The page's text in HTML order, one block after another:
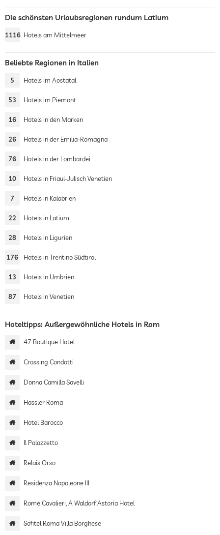
Die schönsten Urlaubsregionen rundum Latium
1116 Hotels am Mittelmeer
Beliebte Regionen in Italien
5 Hotels im Aostatal
53 Hotels im Piemont
16 Hotels in den Marken
26 Hotels in der Emilia-Romagna
76 Hotels in der Lombardei
10 Hotels in Friaul-Julisch Venetien
7 Hotels in Kalabrien
22 Hotels in Latium
28 Hotels in Ligurien
176 Hotels in Trentino Südtirol
13 Hotels in Umbrien
87 Hotels in Venetien
Hoteltipps: Außergewöhnliche Hotels in Rom
47 Boutique Hotel
Crossing Condotti
Donna Camilla Savelli
Hassler Roma
Hotel Barocco
Il Palazzetto
Relais Orso
Residenza Napoleone III
Rome Cavalieri, A Waldorf Astoria Hotel
Sofitel Roma Villa Borghese